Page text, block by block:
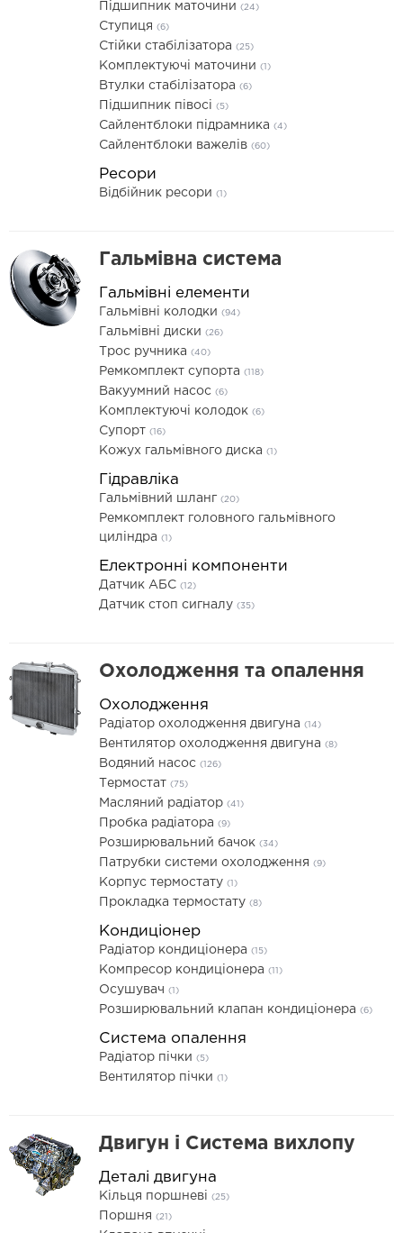
Підшипник маточини (24)
Ступиця (6)
Стійки стабілізатора (25)
Комплектуючі маточини (1)
Втулки стабілізатора (6)
Підшипник півосі (5)
Сайлентблоки підрамника (4)
Сайлентблоки важелів (60)
Ресори
Відбійник ресори (1)
Гальмівна система
Гальмівні елементи
Гальмівні колодки (94)
Гальмівні диски (26)
Трос ручника (40)
Ремкомплект супорта (118)
Вакуумний насос (6)
Комплектуючі колодок (6)
Супорт (16)
Кожух гальмівного диска (1)
Гідравліка
Гальмівний шланг (20)
Ремкомплект головного гальмівного
циліндра (1)
Електронні компоненти
Датчик АБС (12)
Датчик стоп сигналу (35)
Охолодження та опалення
Охолодження
Радіатор охолодження двигуна (14)
Вентилятор охолодження двигуна (8)
Водяний насос (126)
Термостат (75)
Масляний радіатор (41)
Пробка радіатора (9)
Розширювальний бачок (34)
Патрубки системи охолодження (9)
Корпус термостату (1)
Прокладка термостату (8)
Кондиціонер
Радіатор кондиціонера (15)
Компресор кондиціонера (11)
Осушувач (1)
Розширювальний клапан кондиціонера (6)
Система опалення
Радіатор пічки (5)
Вентилятор пічки (1)
Двигун і Система вихлопу
Деталі двигуна
Кільця поршневі (25)
Поршня (21)